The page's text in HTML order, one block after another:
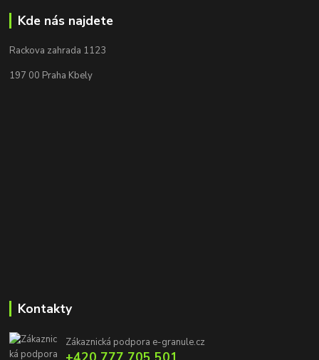
Kde nás najdete
Rackova zahrada 1123
197 00 Praha Kbely
Kontakty
Zákaznická podpora e-granule.cz